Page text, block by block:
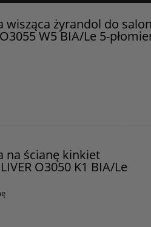
UE).
wisząca żyrandol do
W5 BIA/Le 5-
na ścianę kinkiet
O3050 K1 BIA/Le